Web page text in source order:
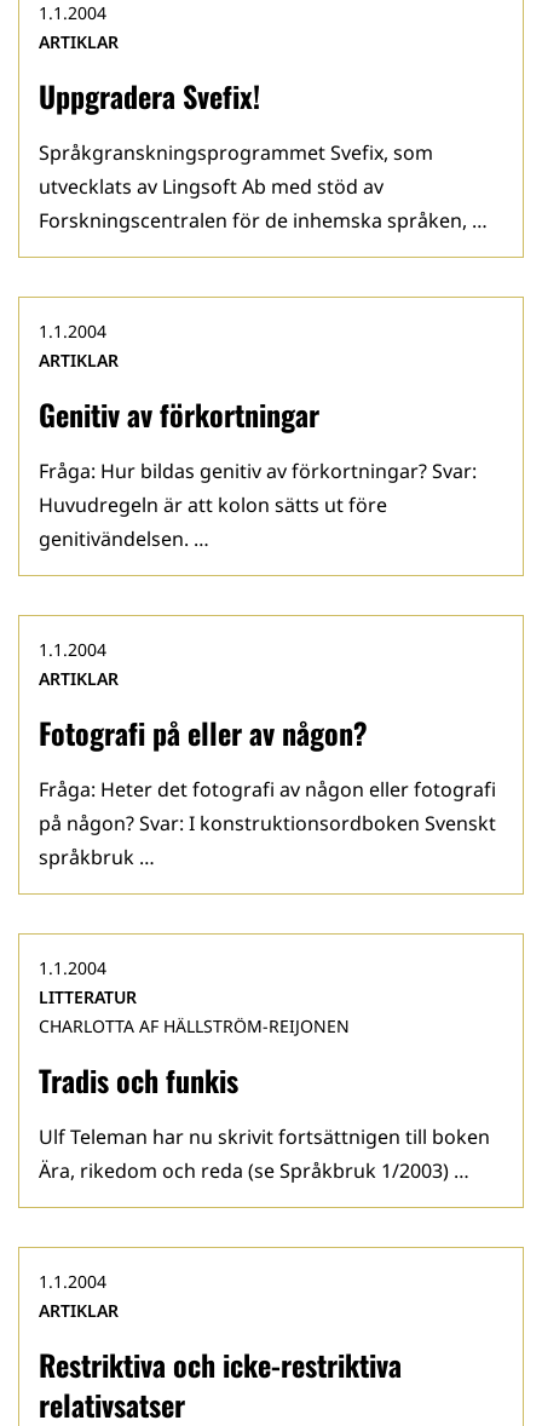
Uppgradera Svefix!
1.1.2004
ARTIKLAR
Språkgranskningsprogrammet Svefix, som
utvecklats av Lingsoft Ab med stöd av
Forskningscentralen för de inhemska språken, …
Genitiv av förkortningar
1.1.2004
ARTIKLAR
Fråga: Hur bildas genitiv av förkortningar? Svar:
Huvudregeln är att kolon sätts ut före
genitivändelsen. …
Fotografi på eller av någon?
1.1.2004
ARTIKLAR
Fråga: Heter det fotografi av någon eller fotografi
på någon? Svar: I konstruktionsordboken Svenskt
språkbruk …
Tradis och funkis
1.1.2004
LITTERATUR
CHARLOTTA AF HÄLLSTRÖM-REIJONEN
Ulf Teleman har nu skrivit fortsättnigen till boken
Ära, rikedom och reda (se Språkbruk 1/2003) …
Restriktiva och icke-restriktiva
relativsatser
1.1.2004
ARTIKLAR